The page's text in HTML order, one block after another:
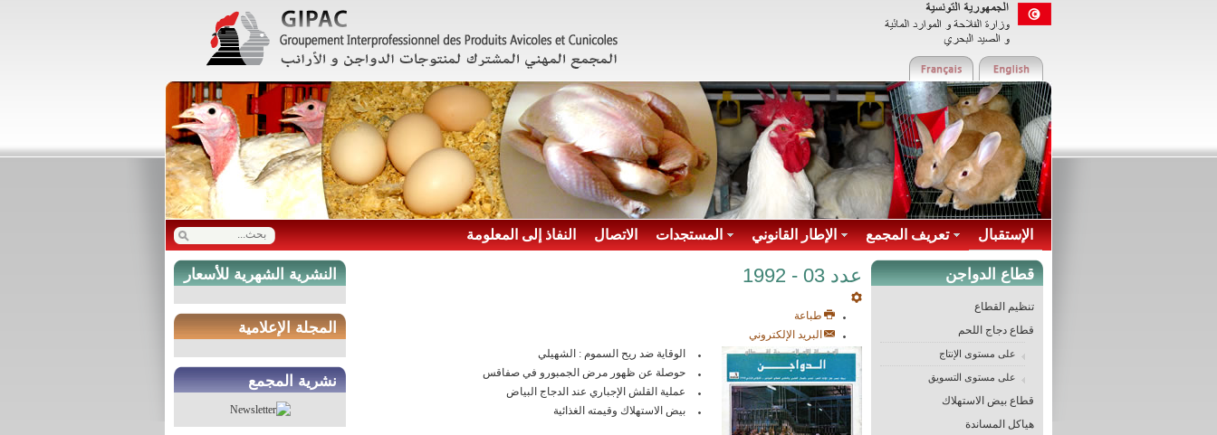
الإستقبال تعريف المجمع الإطار القانوني المستجدات الاتصال النفاذ إلى المعلومة
عدد 03 - 1992
طباعة
البريد الإلكتروني
الوقاية ضد ريح السموم : الشهيلي
حوصلة عن ظهور مرض الجمبورو في صفاقس
عملية القلش الإجباري عند الدجاج البياض
بيض الاستهلاك وقيمته الغذائية
النشرية الشهرية للأسعار
المجلة الإعلامية
نشرية المجمع
قطاع الدواجن
تنظيم القطاع
قطاع دجاج اللحم
على مستوى الإنتاج
على مستوى التسويق
قطاع بيض الاستهلاك
هياكل المساندة